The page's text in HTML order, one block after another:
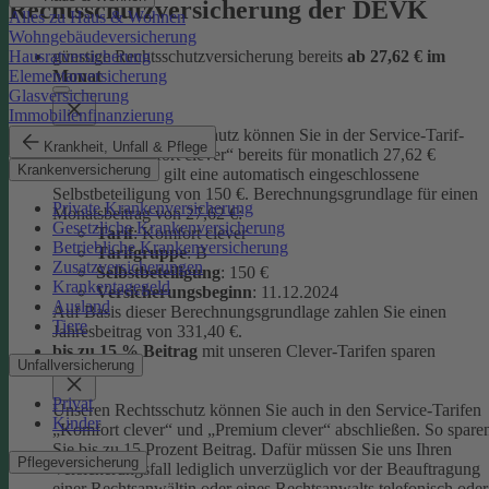
Alles zu Haus & Wohnen
Wohngebäudeversicherung
Hausratversicherung
Elementarversicherung
Glasversicherung
Immobilienfinanzierung
Krankheit, Unfall & Pflege
Krankenversicherung
Private Krankenversicherung
Gesetzliche Krankenversicherung
Betriebliche Krankenversicherung
Zusatzversicherungen
Krankentagegeld
Ausland
Tiere
Unfallversicherung
Privat
Kinder
Pflegeversicherung
Rechtsschutzversicherung der DEVK
günstige Rechtsschutzversicherung bereits ab 27,62 € im
Monat
Unseren Privatrechtsschutz können Sie in der Service-Tarif-
Variante „Komfort clever“ bereits für monatlich 27,62 €
abschließen. Es gilt eine automatisch eingeschlossene
Selbstbeteiligung von 150 €. Berechnungsgrundlage für einen
Monatsbeitrag von 27,62 €:
Tarif: Komfort clever
Tarifgruppe: B
Selbstbeteiligung: 150 €
Versicherungsbeginn: 11.12.2024
Auf Basis dieser Berechnungsgrundlage zahlen Sie einen
Jahresbeitrag von 331,40 €.
bis zu 15 % Beitrag mit unseren Clever-Tarifen sparen
Unseren Rechtsschutz können Sie auch in den Service-Tarifen
„Komfort clever“ und „Premium clever“ abschließen. So
Sie bis zu 15 Prozent Beitrag. Dafür müssen Sie uns Ihren
Versicherungsfall lediglich unverzüglich vor der Beauftragung